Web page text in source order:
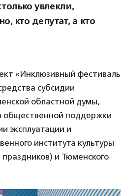
увлекли,
кто депутат, а кто
«Инклюзивный фестиваль
субсидии
областной думы,
общественной поддержки
эксплуатации и
института культуры
и Тюменского